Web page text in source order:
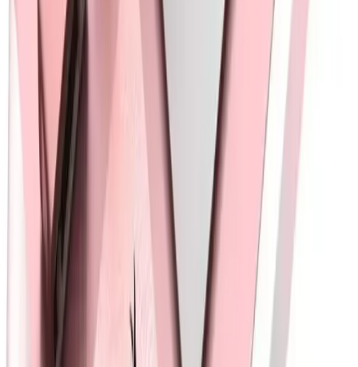
UnDePlus Apple iPad 11. Nesil A16 Uyumlu Deri
Kılıfı İncelemesi ve Kullanıcı Yorumları
UnDePlus'un iPad 11. nesil için tasarladığı deri kılıf, şık tasarımı ve
koruma özellikleriyle dikkat çekiyor. Kullanıcı yorumları,
dayanıklılık ve kullanım kolaylığı hakkında önemli bilgiler sunuyor.